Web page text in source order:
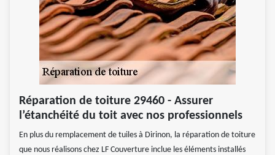
Réparation de toiture 29460 - Assurer
l’étanchéité du toit avec nos professionnels
En plus du remplacement de tuiles à Dirinon, la réparation de toiture
que nous réalisons chez LF Couverture inclue les éléments installés